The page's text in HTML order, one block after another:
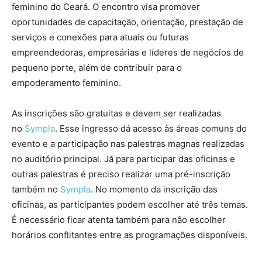
feminino do Ceará. O encontro visa promover
oportunidades de capacitação, orientação, prestação de
serviços e conexões para atuais ou futuras
empreendedoras, empresárias e líderes de negócios de
pequeno porte, além de contribuir para o
empoderamento feminino.
As inscrições são gratuitas e devem ser realizadas
no Sympla. Esse ingresso dá acesso às áreas comuns do
evento e a participação nas palestras magnas realizadas
no auditório principal. Já para participar das oficinas e
outras palestras é preciso realizar uma pré-inscrição
também no Sympla. No momento da inscrição das
oficinas, as participantes podem escolher até três temas.
É necessário ficar atenta também para não escolher
horários conflitantes entre as programações disponíveis.